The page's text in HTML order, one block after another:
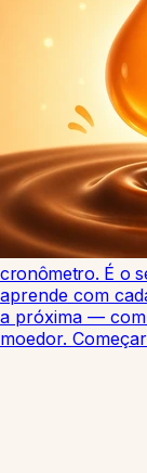
cronômetro. É o
aprende com
a próxima — com
moedor.